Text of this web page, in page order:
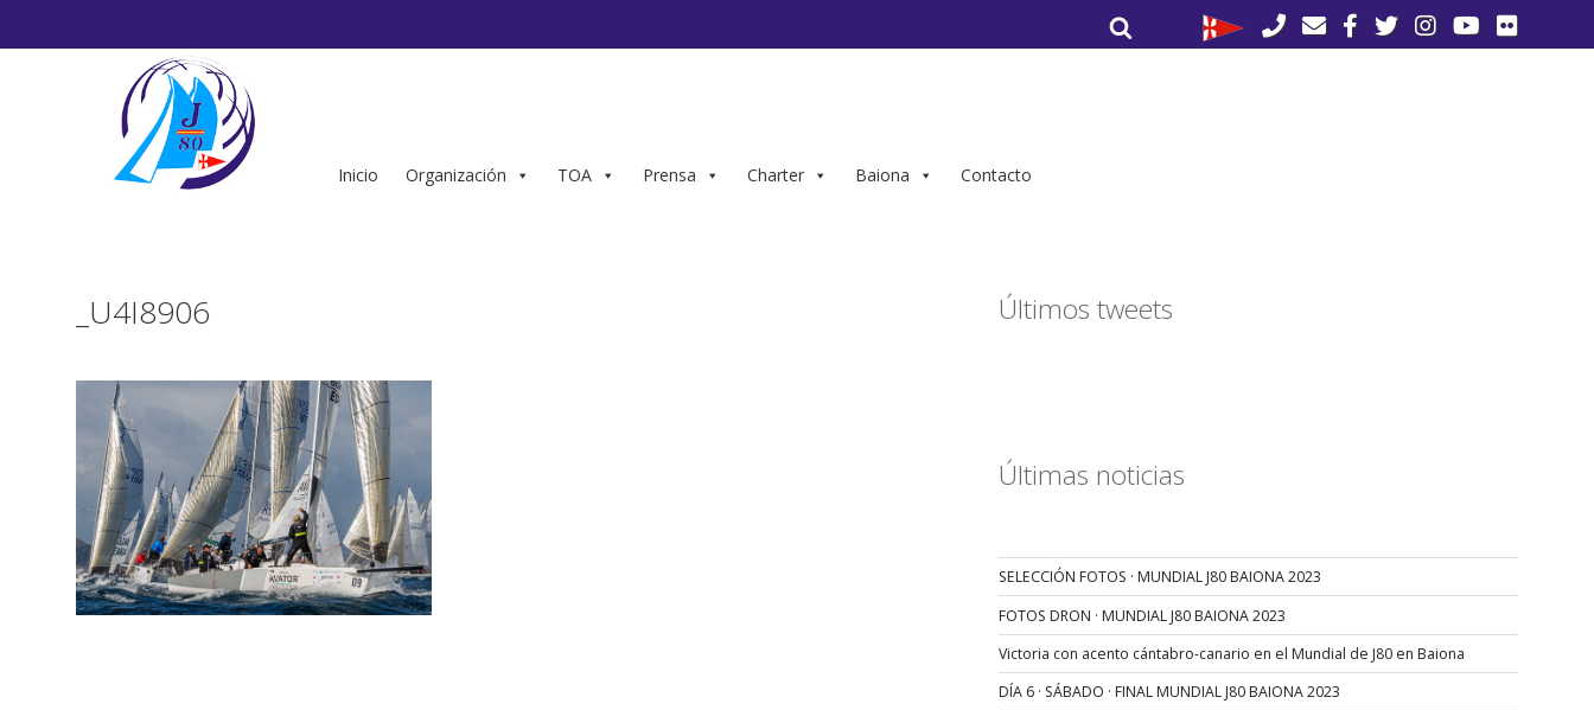
por:
Inicio Organización TOA Prensa Charter Baiona Contacto
_U4I8906 Últimos tweets
Últimas noticias
SELECCIÓN FOTOS · MUNDIAL J80 BAIONA 2023
FOTOS DRON · MUNDIAL J80 BAIONA 2023
Victoria con acento cántabro-canario en el Mundial de J80 en Baiona
DÍA 6 · SÁBADO · FINAL MUNDIAL J80 BAIONA 2023